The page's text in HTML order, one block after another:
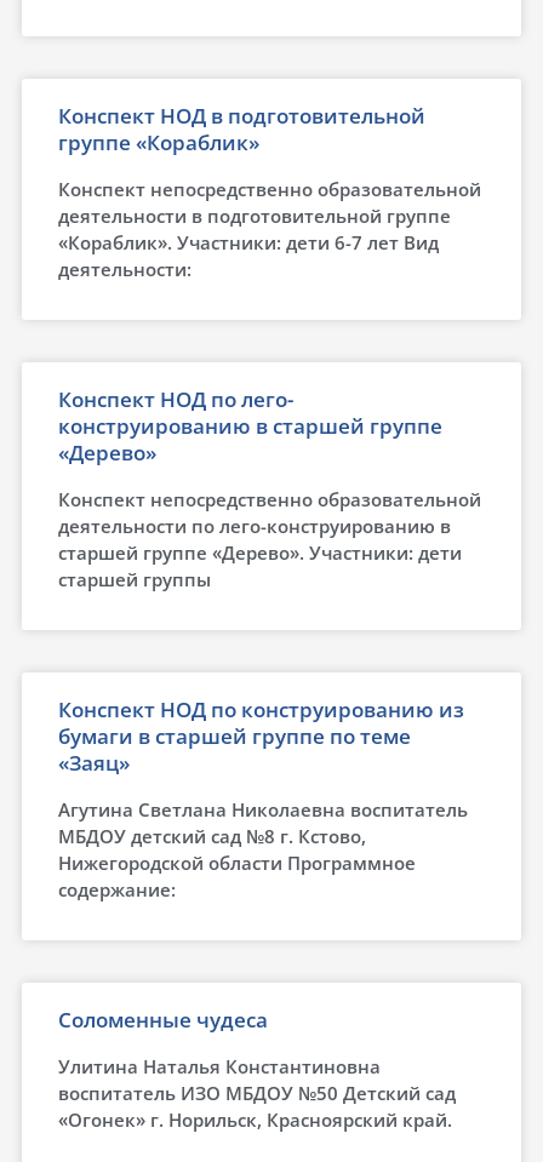
Конспект НОД в подготовительной
группе «Кораблик»
Конспект непосредственно образовательной
деятельности в подготовительной группе
«Кораблик». Участники: дети 6-7 лет Вид
деятельности:
Конспект НОД по лего-
конструированию в старшей группе
«Дерево»
Конспект непосредственно образовательной
деятельности по лего-конструированию в
старшей группе «Дерево». Участники: дети
старшей группы
Конспект НОД по конструированию из
бумаги в старшей группе по теме
«Заяц»
Агутина Светлана Николаевна воспитатель
МБДОУ детский сад №8 г. Кстово,
Нижегородской области Программное
содержание:
Соломенные чудеса
Улитина Наталья Константиновна
воспитатель ИЗО МБДОУ №50 Детский сад
«Огонек» г. Норильск, Красноярский край.